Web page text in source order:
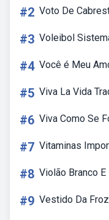
#2 Voto De
#3 Voleibol
#4 Você é Meu
#5 Viva La Vida
#6 Viva Como Se
#7 Vitaminas
#8 Violão Branco E
#9 Vestido Da